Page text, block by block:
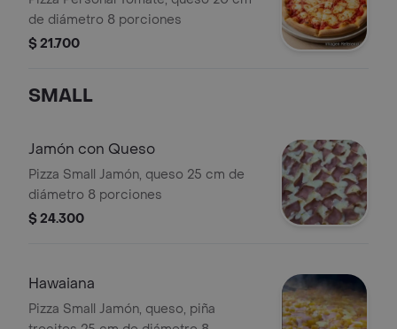
de diámetro 8 porciones
$ 21.700
SMALL
Jamón con Queso
Pizza Small Jamón, queso 25 cm de
diámetro 8 porciones
$ 24.300
Hawaiana
Pizza Small Jamón, queso, piña